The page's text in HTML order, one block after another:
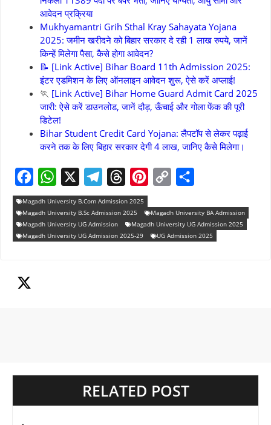
आवेदन प्रक्रिया
Mukhyamantri Grih Sthal Kray Sahayata Yojana
2025: जमीन खरीदने को बिहार सरकार दे रही 1 लाख रुपये, जानें
किन्हें मिलेगा पैसा, कैसे होगा आवेदन?
📝 [Link Active] Bihar Board 11th Admission 2025:
इंटर एडमिशन के लिए ऑनलाइन आवेदन शुरू, ऐसे करें अप्लाई!
🏃 [Link Active] Bihar Home Guard Admit Card 2025
जारी: ऐसे करें डाउनलोड, जानें दौड़, ऊँचाई और गोला फेंक की पूरी
डिटेल!
Bihar Student Credit Card Yojana: लैपटॉप से लेकर पढ़ाई
करने तक के लिए बिहार सरकार देगी 4 लाख, जानिए कैसे मिलेगा।
F
a
c
o
W
h
a
X
T
e
l
T
h
r
P
i
n
o
p
h
a
Magadh University B.Com Admission 2025
Magadh University B.Sc Admission 2025
Magadh University BA Admission
Magadh University UG Admission
Magadh University UG Admission 2025
Magadh University UG Admission 2025-29
UG Admission 2025
RELATED POST